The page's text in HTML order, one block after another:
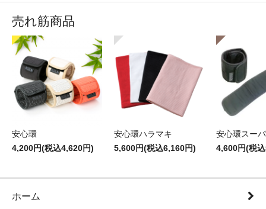
売れ筋商品
安心環
4,200円(税込4,620円)
安心環ハラマキ
5,600円(税込6,160円)
安心環スー
4,600円(税
ホーム